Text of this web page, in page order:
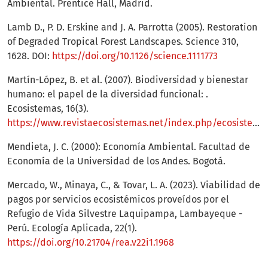
Ambiental. Prentice Hall, Madrid.
Lamb D., P. D. Erskine and J. A. Parrotta (2005). Restoration
of Degraded Tropical Forest Landscapes. Science 310,
1628. DOI: https://doi.org/10.1126/science.1111773
Martín-López, B. et al. (2007). Biodiversidad y bienestar
humano: el papel de la diversidad funcional: .
Ecosistemas, 16(3).
https://www.revistaecosistemas.net/index.php/ecosistemas/article/view/94
Mendieta, J. C. (2000): Economía Ambiental. Facultad de
Economía de la Universidad de los Andes. Bogotá.
Mercado, W., Minaya, C., & Tovar, L. A. (2023). Viabilidad de
pagos por servicios ecosistémicos proveídos por el
Refugio de Vida Silvestre Laquipampa, Lambayeque -
Perú. Ecología Aplicada, 22(1).
https://doi.org/10.21704/rea.v22i1.1968